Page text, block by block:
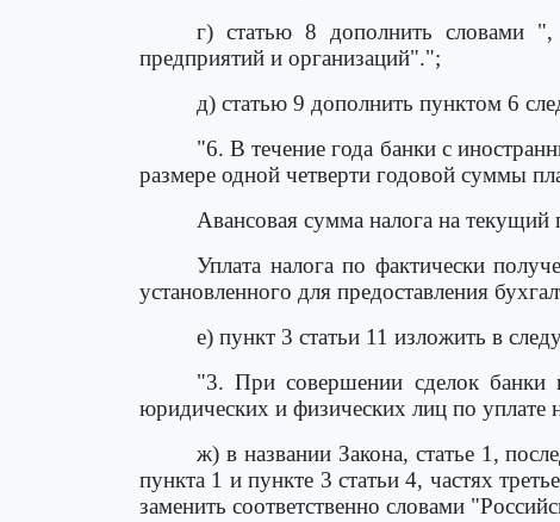
г) статью 8 дополнить словами
предприятий и организаций".";
д) статью 9 дополнить пунктом 6
"6. В течение года банки с
размере одной четверти годовой суммы
Авансовая сумма налога на текущий
Уплата налога по фактически
установленного для предоставления
е) пункт 3 статьи 11 изложить в
"3. При совершении сделок банки
юридических и физических лиц по уплате
ж) в названии Закона, статье 1,
пункта 1 и пункте 3 статьи 4, частях
заменить соответственно словами